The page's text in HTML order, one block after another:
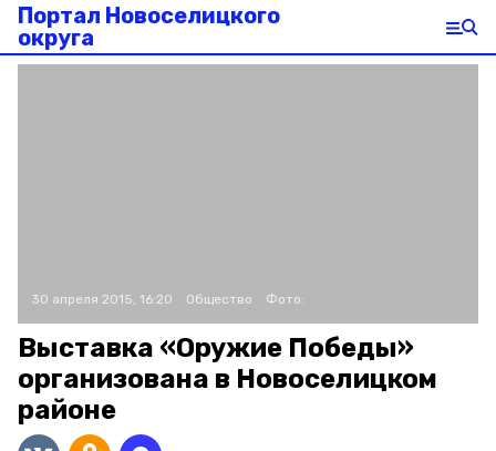
Портал Новоселицкого
округа
30 апреля 2015, 16:20 Общество Фото:
Выставка «Оружие Победы»
организована в Новоселицком
районе